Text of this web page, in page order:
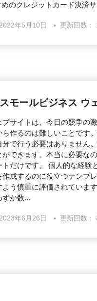
のクレジットカード決済
2022年5月10日 更新回数：
モールビジネス ウ
サイトは、今日の競争の
作るのは難しいことです
で行う必要はありません
ができます。本当に必要な
だけです。 個人的な経
作成するのに役立つテンプ
う慎重に評価されていま
ずか数...
2023年6月26日 更新回数：